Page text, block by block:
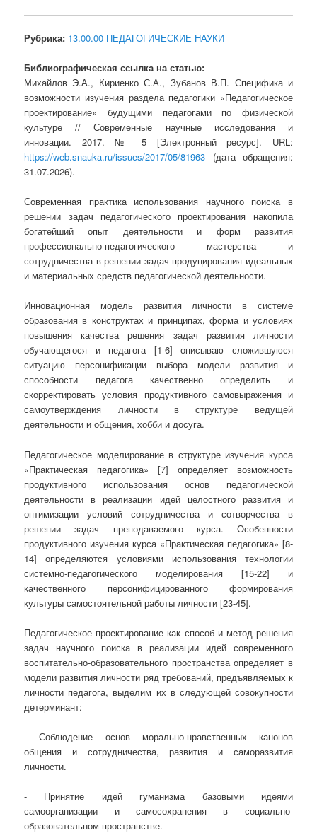
Рубрика: 13.00.00 ПЕДАГОГИЧЕСКИЕ НАУКИ
Библиографическая ссылка на статью:
Михайлов Э.А., Кириенко С.А., Зубанов В.П. Специфика и
возможности изучения раздела педагогики «Педагогическое
проектирование» будущими педагогами по физической
культуре // Современные научные исследования и
инновации. 2017. № 5 [Электронный ресурс]. URL:
https://web.snauka.ru/issues/2017/05/81963 (дата обращения:
31.07.2026).
Современная практика использования научного поиска в
решении задач педагогического проектирования накопила
богатейший опыт деятельности и форм развития
профессионально-педагогического мастерства и
сотрудничества в решении задач продуцирования идеальных
и материальных средств педагогической деятельности.
Инновационная модель развития личности в системе
образования в конструктах и принципах, форма и условиях
повышения качества решения задач развития личности
обучающегося и педагога [1-6] описываю сложившуюся
ситуацию персонификации выбора модели развития и
способности педагога качественно определить и
скорректировать условия продуктивного самовыражения и
самоутверждения личности в структуре ведущей
деятельности и общения, хобби и досуга.
Педагогическое моделирование в структуре изучения курса
«Практическая педагогика» [7] определяет возможность
продуктивного использования основ педагогической
деятельности в реализации идей целостного развития и
оптимизации условий сотрудничества и сотворчества в
решении задач преподаваемого курса. Особенности
продуктивного изучения курса «Практическая педагогика» [8-
14] определяются условиями использования технологии
системно-педагогического моделирования [15-22] и
качественного персонифицированного формирования
культуры самостоятельной работы личности [23-45].
Педагогическое проектирование как способ и метод решения
задач научного поиска в реализации идей современного
воспитательно-образовательного пространства определяет в
модели развития личности ряд требований, предъявляемых к
личности педагога, выделим их в следующей совокупности
детерминант:
- Соблюдение основ морально-нравственных канонов
общения и сотрудничества, развития и саморазвития
личности.
- Принятие идей гуманизма базовыми идеями
самоорганизации и самосохранения в социально-
образовательном пространстве.